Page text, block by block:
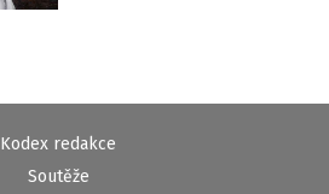
Kodex redakce
Soutěže